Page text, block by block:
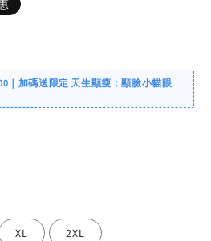
｜加碼送限定 天生顯瘦：顯臉小貓眼
XL 2XL